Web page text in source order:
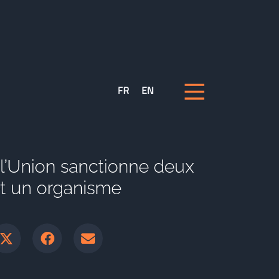
FR EN
sanctionne deux
un organisme